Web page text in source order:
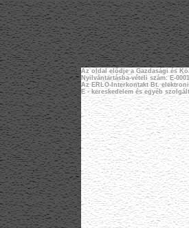
Az oldal elődje a Gazdasági és
Nyilvántartásba-vételi szám: E-
Az ERLO-Interkontakt Bt.
E - kereskedelem és egyéb